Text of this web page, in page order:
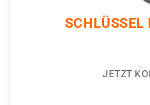
JETZT